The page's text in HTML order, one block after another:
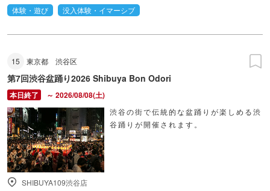
体験・遊び
没入体験・イマーシブ
15 東京都 渋谷区
第7回渋谷盆踊り2026 Shibuya Bon Odori
～ 2026/08/08(土)
渋谷の街で伝統的な盆踊りが楽しめる渋
谷踊りが開催されます。
SHIBUYA109渋谷店